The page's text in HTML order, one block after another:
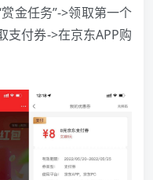
金任‪务”->领‪取第一个
支‪付‪券->在京‪东APP购‪